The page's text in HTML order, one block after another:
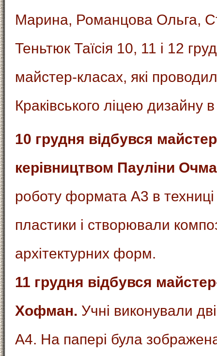
Марина, Романцова Ольга,
Теньтюк Таїсія 10, 11 і 12
майстер-класах, які
Краківського ліцею дизайну
10 грудня відбувся
керівництвом Пауліни
роботу формата А3 в техниці
пластики і створювали
архітектурних форм.
11 грудня відбувся
Хофман. Учні виконували
А4. На папері була